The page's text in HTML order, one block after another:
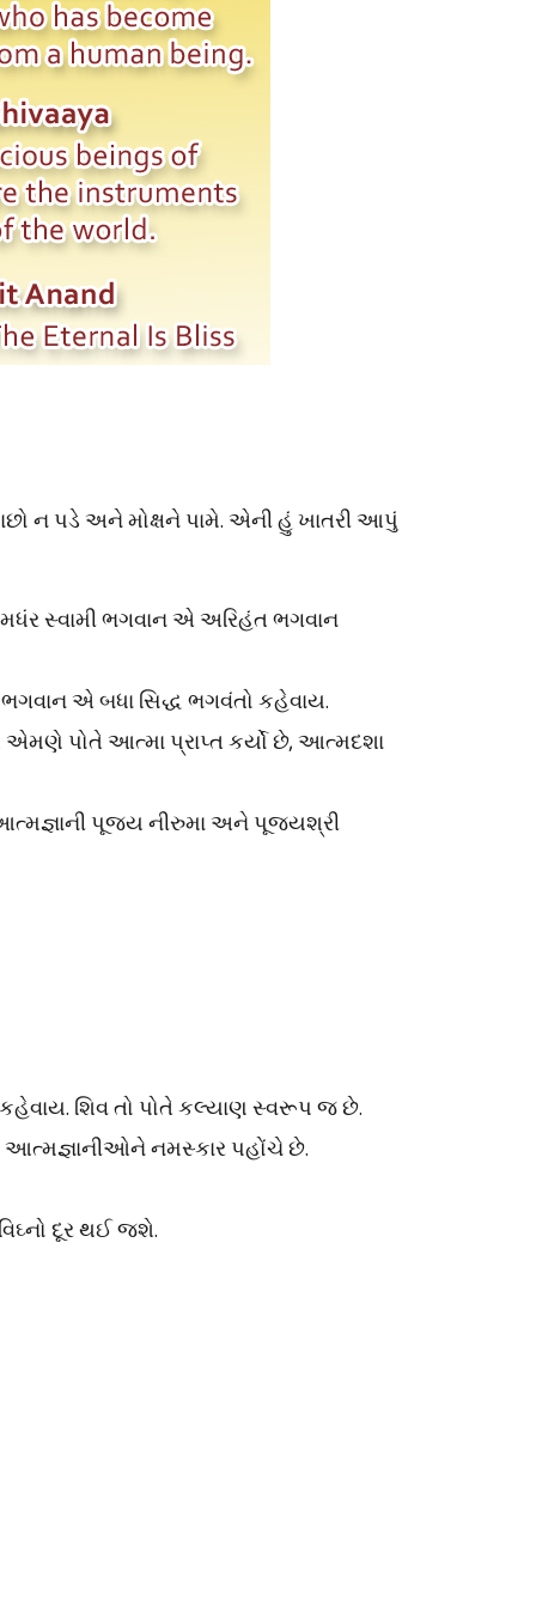
ન પડે અને મોક્ષને પામે. એની હું ખાતરી આપું
સ્વામી ભગવાન એ અરિહંત ભગવાન
એ બધા સિદ્ધ ભગવંતો કહેવાય.
પોતે આત્મા પ્રાપ્ત કર્યો છે, આત્મદશા
પૂજ્ય નીરુમા અને પૂજ્યશ્રી
શિવ તો પોતે કલ્યાણ સ્વરૂપ જ છે.
નમસ્કાર પહોંચે છે.
દૂર થઈ જશે.